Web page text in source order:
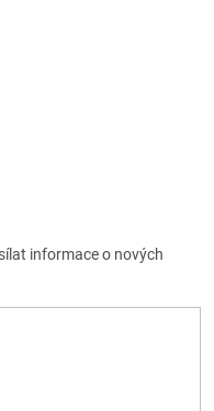
informace o nových